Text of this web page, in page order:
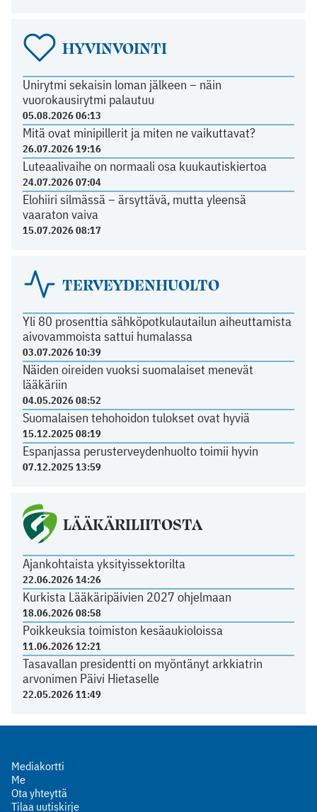
HYVINVOINTI
Unirytmi sekaisin loman jälkeen – näin
vuorokausirytmi palautuu
05.08.2026 06:13
Mitä ovat minipillerit ja miten ne vaikuttavat?
26.07.2026 19:16
Luteaalivaihe on normaali osa kuukautiskiertoa
24.07.2026 07:04
Elohiiri silmässä – ärsyttävä, mutta yleensä
vaaraton vaiva
15.07.2026 08:17
TERVEYDENHUOLTO
Yli 80 prosenttia sähköpotkulautailun aiheuttamista
aivovammoista sattui humalassa
03.07.2026 10:39
Näiden oireiden vuoksi suomalaiset menevät
lääkäriin
04.05.2026 08:52
Suomalaisen tehohoidon tulokset ovat hyviä
15.12.2025 08:19
Espanjassa perusterveydenhuolto toimii hyvin
07.12.2025 13:59
LÄÄKÄRILIITOSTA
Ajankohtaista yksityissektorilta
22.06.2026 14:26
Kurkista Lääkäripäivien 2027 ohjelmaan
18.06.2026 08:58
Poikkeuksia toimiston kesäaukioloissa
11.06.2026 12:21
Tasavallan presidentti on myöntänyt arkkiatrin
arvonimen Päivi Hietaselle
22.05.2026 11:49
Mediakortti
Me
Ota yhteyttä
Tilaa uutiskirje